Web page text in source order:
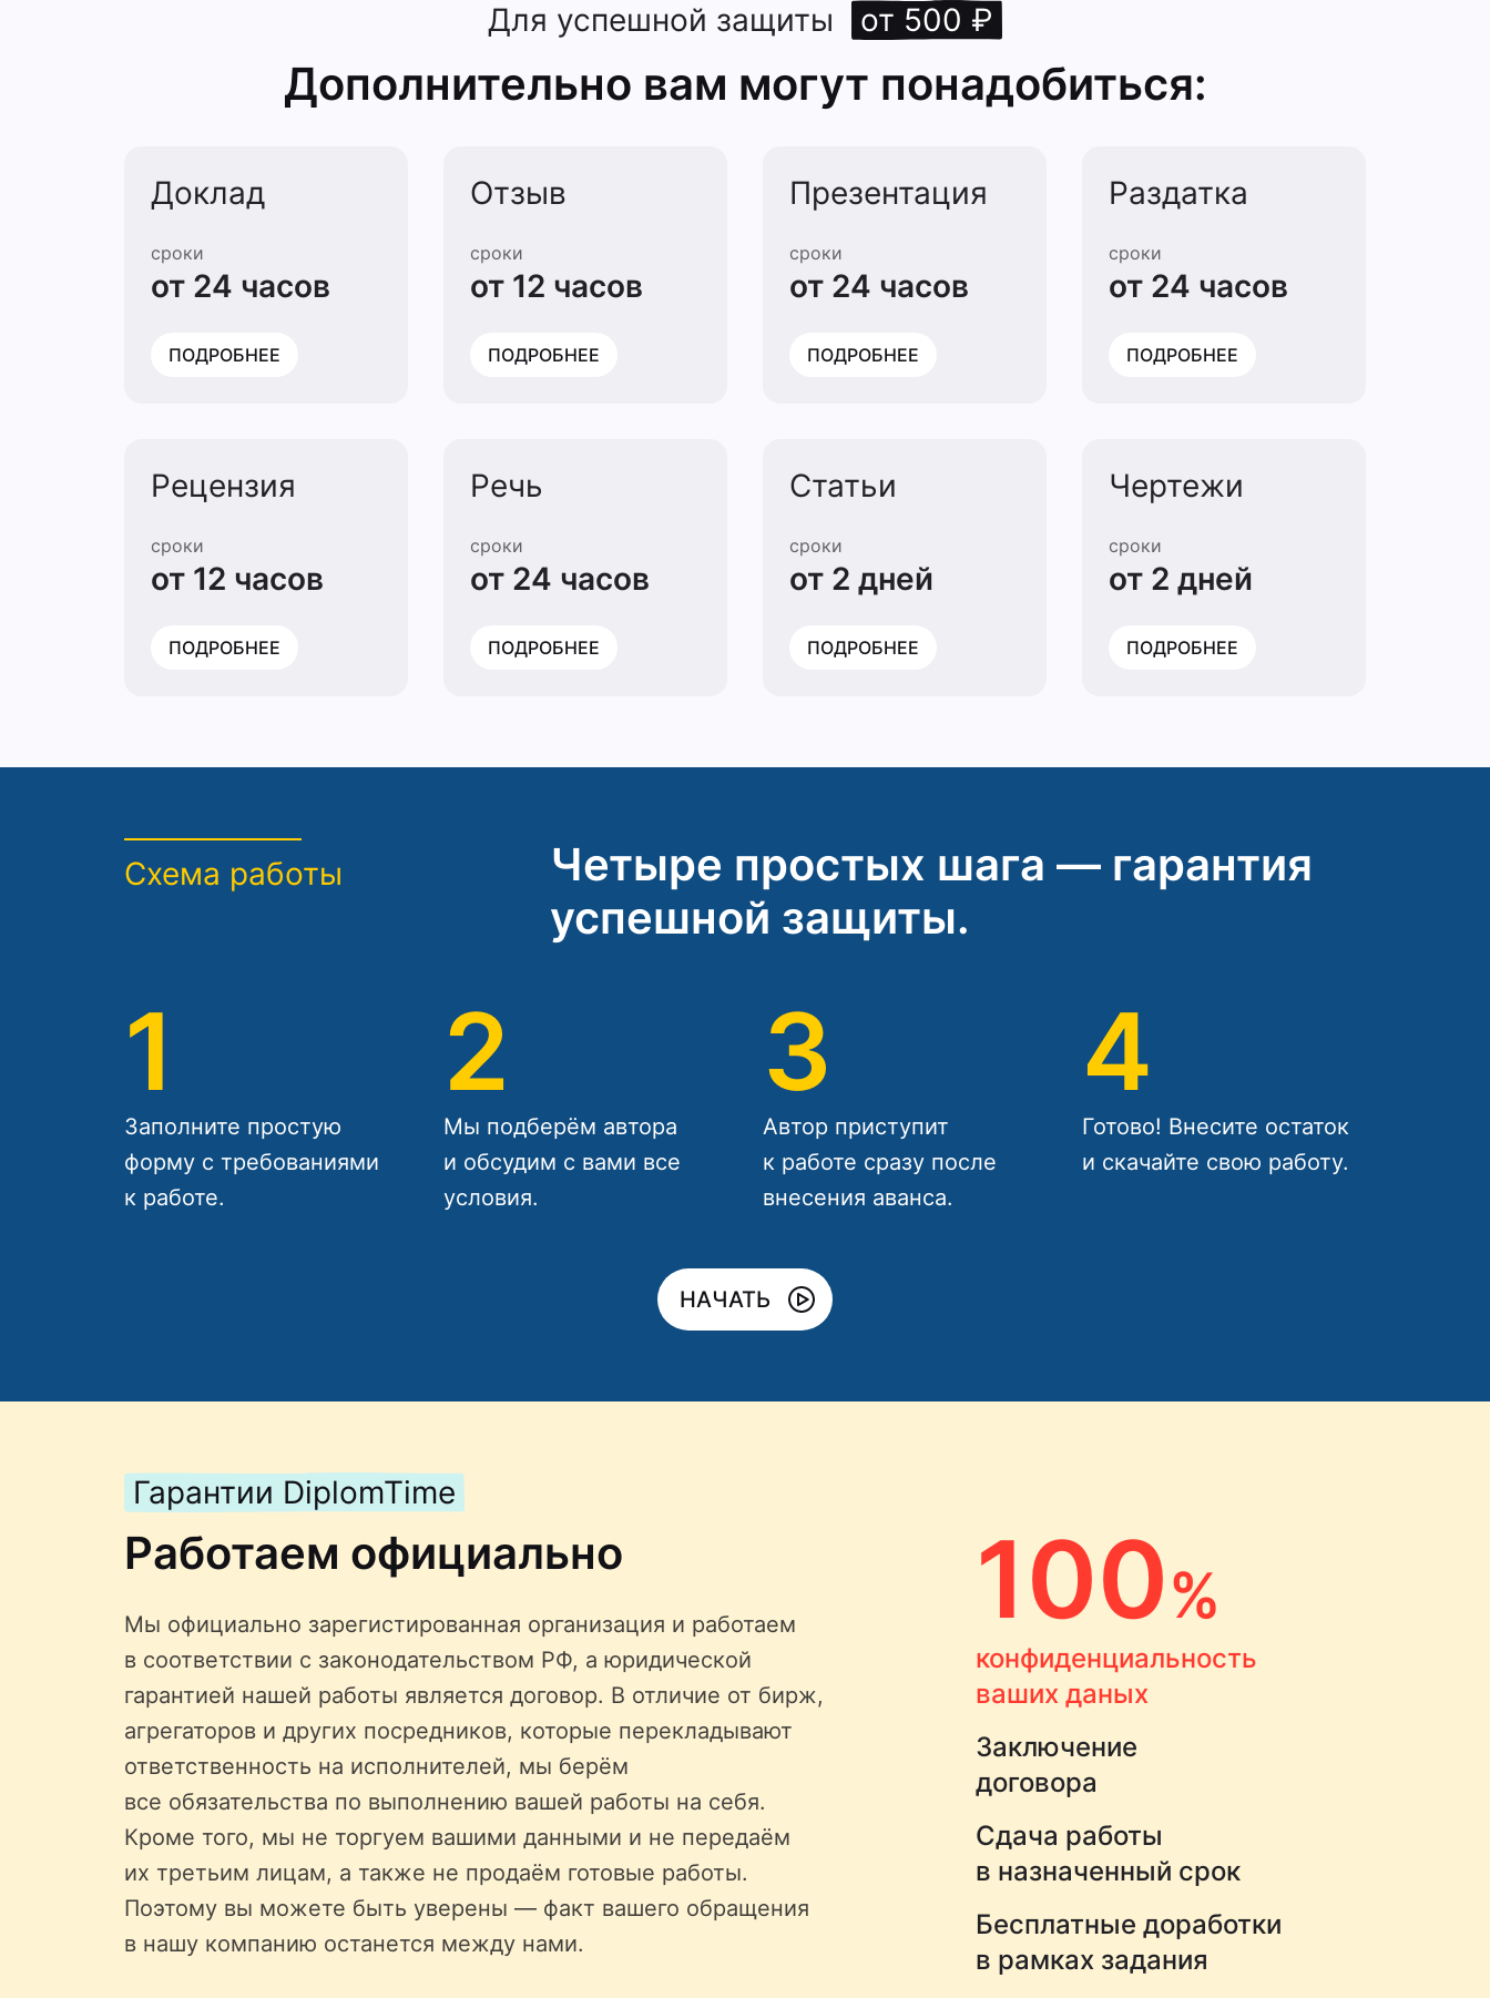
Для успешной защиты от 500 ₽
Дополнительно вам могут понадобиться:
Доклад
сроки
от 24 часов
ПОДРОБНЕЕ
Отзыв
сроки
от 12 часов
ПОДРОБНЕЕ
Презентация
сроки
от 24 часов
ПОДРОБНЕЕ
Раздатка
сроки
от 24 часов
ПОДРОБНЕЕ
Рецензия
сроки
от 12 часов
ПОДРОБНЕЕ
Речь
сроки
от 24 часов
ПОДРОБНЕЕ
Статьи
сроки
от 2 дней
ПОДРОБНЕЕ
Чертежи
сроки
от 2 дней
ПОДРОБНЕЕ
Схема работы
Четыре простых шага — гарантия
успешной защиты.
1
Заполните простую
форму с требованиями
к работе.
2
Мы подберём автора
и обсудим с вами все
условия.
3
Автор приступит
к работе сразу после
внесения аванса.
4
Готово! Внесите остаток
и скачайте свою работу.
НАЧАТЬ
Гарантии DiplomTime
Работаем официально
Мы официально зарегистированная организация и работаем
в соответствии с законодательством РФ, а юридической
гарантией нашей работы является договор. В отличие от бирж,
агрегаторов и других посредников, которые перекладывают
ответственность на исполнителей, мы берём
все обязательства по выполнению вашей работы на себя.
Кроме того, мы не торгуем вашими данными и не передаём
их третьим лицам, а также не продаём готовые работы.
Поэтому вы можете быть уверены — факт вашего обращения
в нашу компанию останется между нами.
100%
конфиденциальность
ваших даных
Заключение
договора
Сдача работы
в назначенный срок
Бесплатные доработки
в рамках задания